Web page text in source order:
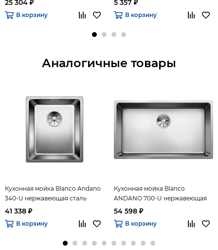
25 304 ₽
В корзину
5 357 ₽
В корзину
Аналогичные товары
Кухонная мойка Blanco Andano
340-U нержавеющая сталь
зеркальная полировка
41 338 ₽
В корзину
Кухонная мойка Blanco
ANDANO 700-U нержавеющая
сталь зеркальная полировка
54 598 ₽
В корзину